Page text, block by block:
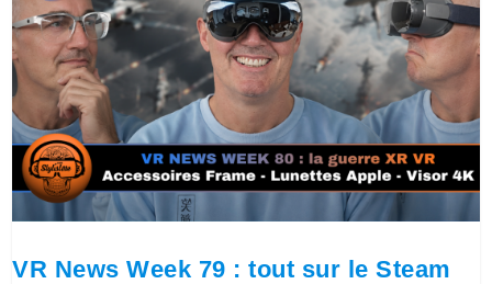
VR News Week 79 : tout sur le Steam